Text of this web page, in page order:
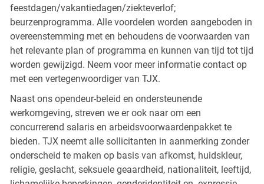
feestdagen/vakantiedagen/ziekteverlof;
beurzenprogramma. Alle voordelen worden aangeboden in
overeenstemming met en behoudens de voorwaarden van
het relevante plan of programma en kunnen van tijd tot tijd
worden gewijzigd. Neem voor meer informatie contact op
met een vertegenwoordiger van TJX.
Naast ons opendeur-beleid en ondersteunende
werkomgeving, streven we er ook naar om een
concurrerend salaris en arbeidsvoorwaardenpakket te
bieden. TJX neemt alle sollicitanten in aanmerking zonder
onderscheid te maken op basis van afkomst, huidskleur,
religie, geslacht, seksuele geaardheid, nationaliteit, leeftijd,